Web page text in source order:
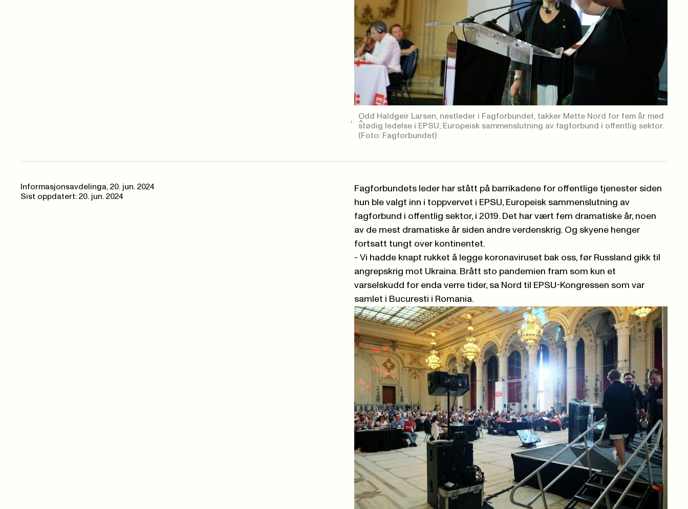
Odd Haldgeir Larsen, nestleder i Fagforbundet, takker Mette Nord for fem år med
stødig ledelse i EPSU, Europeisk sammenslutning av fagforbund i offentlig sektor.
(Foto: Fagforbundet)
Informasjonsavdelinga, 20. jun. 2024
Sist oppdatert: 20. jun. 2024
Fagforbundets leder har stått på barrikadene for offentlige tjenester siden
hun ble valgt inn i toppvervet i EPSU, Europeisk sammenslutning av
fagforbund i offentlig sektor, i 2019. Det har vært fem dramatiske år, noen
av de mest dramatiske år siden andre verdenskrig. Og skyene henger
fortsatt tungt over kontinentet.
- Vi hadde knapt rukket å legge koronaviruset bak oss, før Russland gikk til
angrepskrig mot Ukraina. Brått sto pandemien fram som kun et
varselskudd for enda verre tider, sa Nord til EPSU-Kongressen som var
samlet i Bucuresti i Romania.